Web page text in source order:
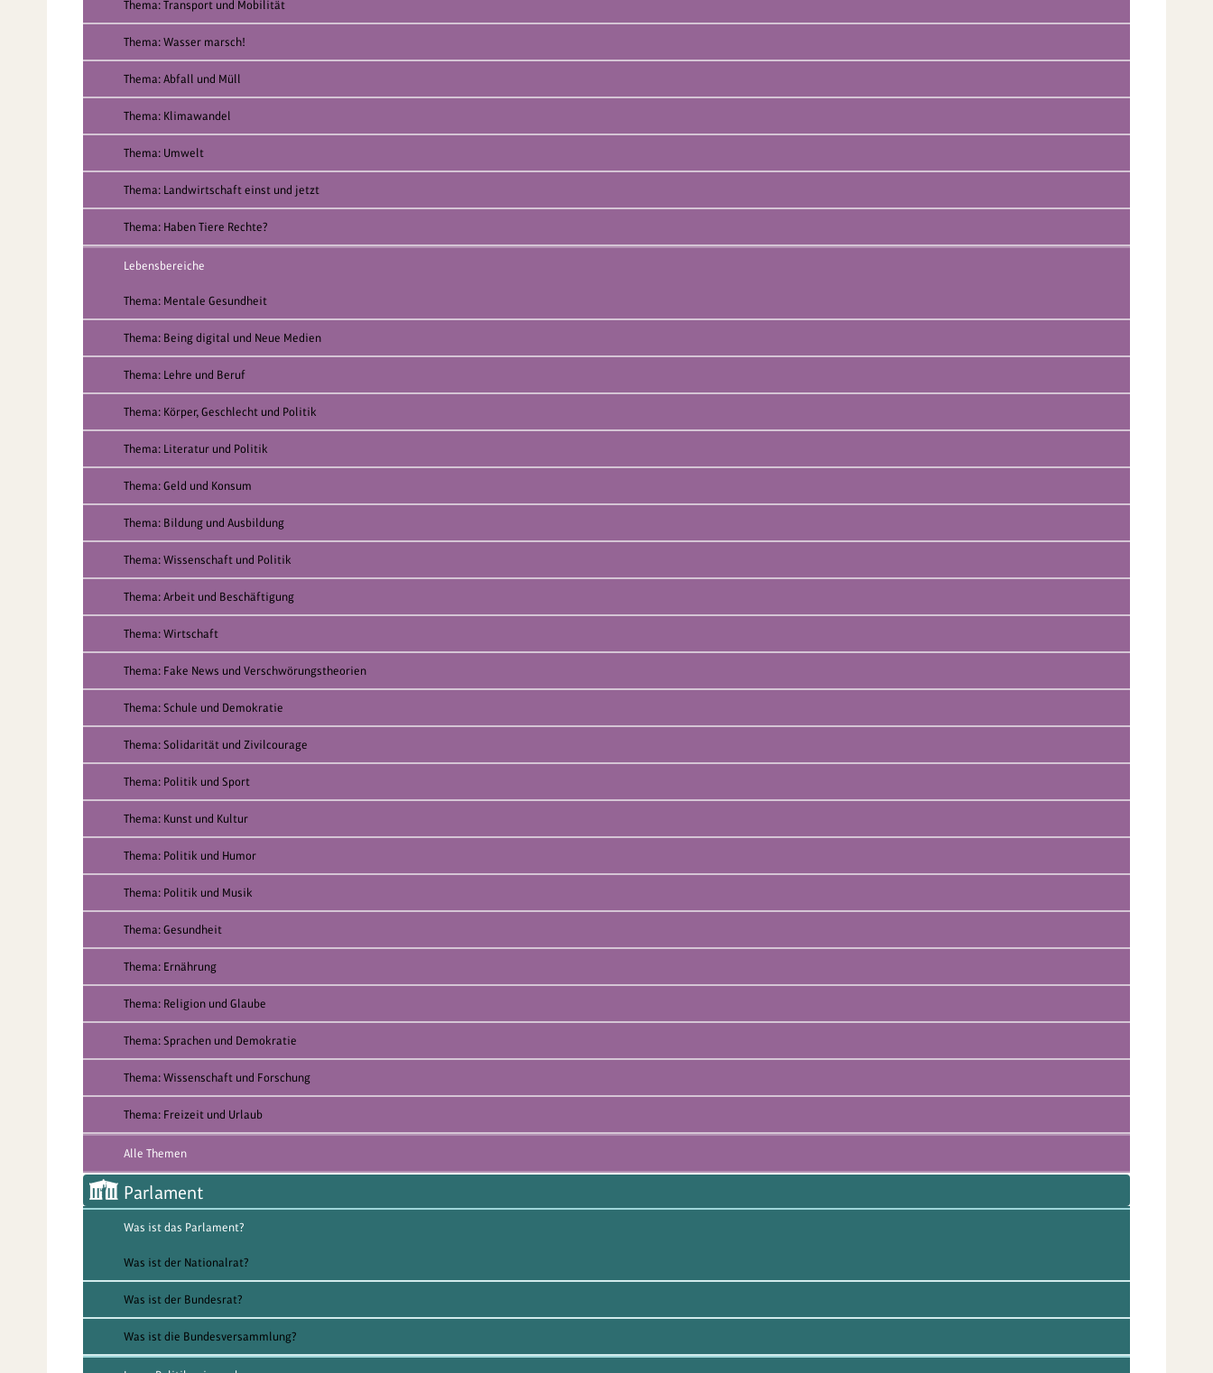
Thema: Transport und Mobilität
Thema: Wasser marsch!
Thema: Abfall und Müll
Thema: Klimawandel
Thema: Umwelt
Thema: Landwirtschaft einst und jetzt
Thema: Haben Tiere Rechte?
Lebensbereiche
Thema: Mentale Gesundheit
Thema: Being digital und Neue Medien
Thema: Lehre und Beruf
Thema: Körper, Geschlecht und Politik
Thema: Literatur und Politik
Thema: Geld und Konsum
Thema: Bildung und Ausbildung
Thema: Wissenschaft und Politik
Thema: Arbeit und Beschäftigung
Thema: Wirtschaft
Thema: Fake News und Verschwörungstheorien
Thema: Schule und Demokratie
Thema: Solidarität und Zivilcourage
Thema: Politik und Sport
Thema: Kunst und Kultur
Thema: Politik und Humor
Thema: Politik und Musik
Thema: Gesundheit
Thema: Ernährung
Thema: Religion und Glaube
Thema: Sprachen und Demokratie
Thema: Wissenschaft und Forschung
Thema: Freizeit und Urlaub
Alle Themen
Parlament
Was ist das Parlament?
Was ist der Nationalrat?
Was ist der Bundesrat?
Was ist die Bundesversammlung?